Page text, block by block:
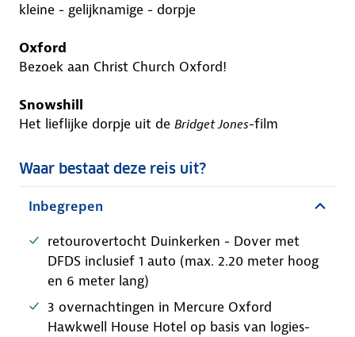
kleine - gelijknamige - dorpje
Oxford
Bezoek aan Christ Church Oxford!
Snowshill
Het lieflijke dorpje uit de Bridget Jones-film
Waar bestaat deze reis uit?
Inbegrepen
retourovertocht Duinkerken - Dover met
DFDS inclusief 1 auto (max. 2.20 meter hoog
en 6 meter lang)
3 overnachtingen in Mercure Oxford
Hawkwell House Hotel op basis van logies-